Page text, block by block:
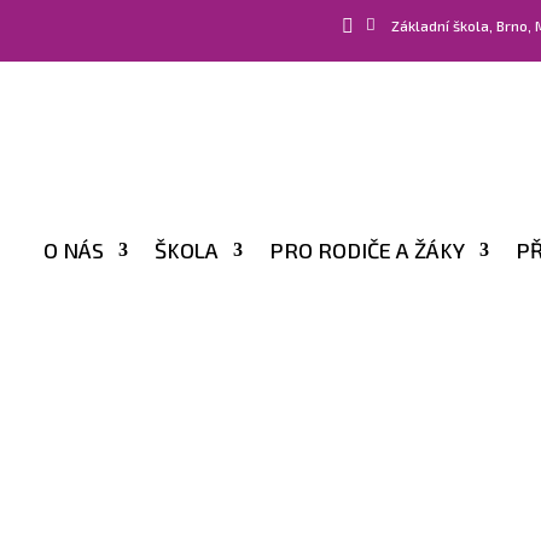
  Základní škola, Brno,
O NÁS ŠKOLA PRO RODIČE A ŽÁKY